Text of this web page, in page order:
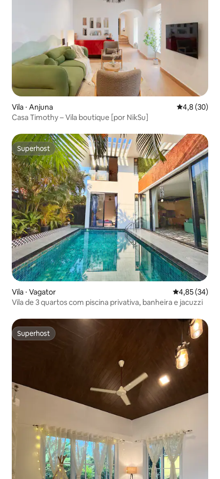
Vila ⋅ Anjuna 4,8 de uma
4,8 (30)
Casa Timothy – Vila boutique [por NikSu]
Superhost
Superhost
Vila ⋅ Vagator 4,85 de uma
4,85 (34)
Vila de 3 quartos com piscina privativa, banheira e jacuzzi
Superhost
Superhost